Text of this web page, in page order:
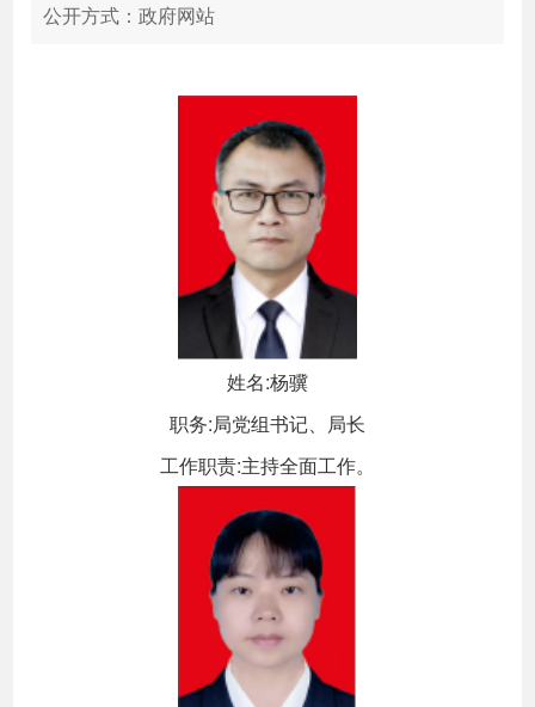
公开方式：政府网站
姓名:杨骥
职务:局党组书记、局长
工作职责:主持全面工作。